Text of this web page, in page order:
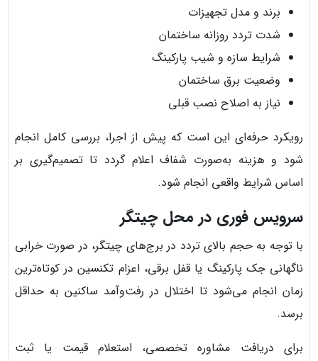
برند و مدل تجهیزات
شدت تردد روزانه ساختمان
شرایط سازه و شیب پارکینگ
وضعیت برق ساختمان
نیاز به اصلاح نصب قبلی
رویکرد حرفه‌ای این است که پیش از اجرا، بررسی کامل انجام
شود و هزینه به‌صورت شفاف اعلام گردد تا تصمیم‌گیری بر
اساس شرایط واقعی انجام شود.
سرویس فوری در محل چیتگر
با توجه به حجم بالای تردد در برج‌های چیتگر، در صورت خرابی
ناگهانی جک پارکینگ یا قفل برقی، اعزام تکنسین در کوتاه‌ترین
زمان انجام می‌شود تا اختلال در رفت‌وآمد ساکنین به حداقل
برسد.
برای دریافت مشاوره تخصصی، استعلام قیمت یا ثبت